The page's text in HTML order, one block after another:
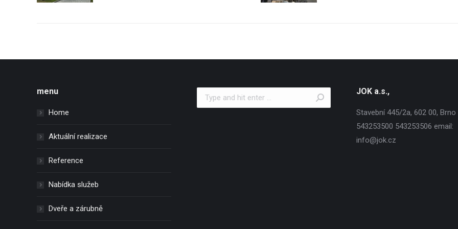
menu
Home
Aktuální realizace
Reference
Nabídka služeb
Dveře a zárubně
Search: JOK a.s.,
Stavební 445/2a, 602 00, Brno
543253500 543253506 email:
info@jok.cz